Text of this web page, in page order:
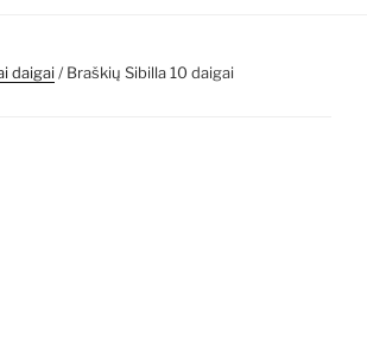
daigai / Braškių Sibilla 10 daigai